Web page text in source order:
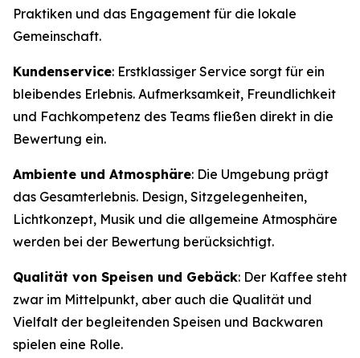
Praktiken und das Engagement für die lokale
Gemeinschaft.
Kundenservice: Erstklassiger Service sorgt für ein
bleibendes Erlebnis. Aufmerksamkeit, Freundlichkeit
und Fachkompetenz des Teams fließen direkt in die
Bewertung ein.
Ambiente und Atmosphäre: Die Umgebung prägt
das Gesamterlebnis. Design, Sitzgelegenheiten,
Lichtkonzept, Musik und die allgemeine Atmosphäre
werden bei der Bewertung berücksichtigt.
Qualität von Speisen und Gebäck: Der Kaffee steht
zwar im Mittelpunkt, aber auch die Qualität und
Vielfalt der begleitenden Speisen und Backwaren
spielen eine Rolle.